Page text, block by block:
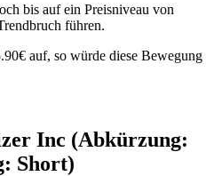
bis auf ein Preisniveau von
führen.
auf, so würde diese Bewegung
Inc (Abkürzung:
Short)